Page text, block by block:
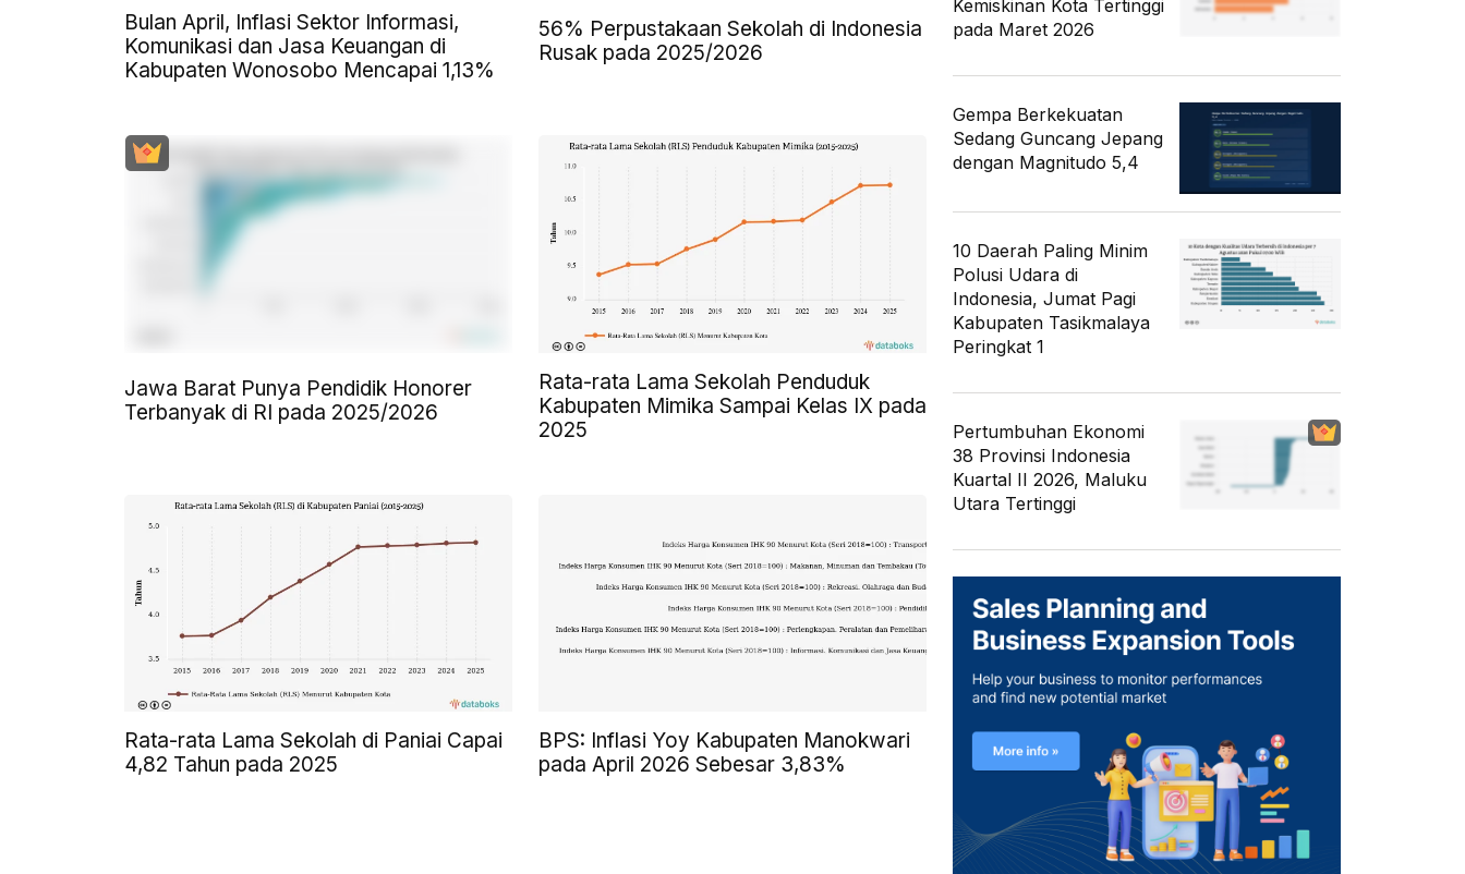
Bulan April, Inflasi Sektor Informasi,
Komunikasi dan Jasa Keuangan di
Kabupaten Wonosobo Mencapai 1,13%
56% Perpustakaan Sekolah di Indonesia
Rusak pada 2025/2026
Jawa Barat Punya Pendidik Honorer
Terbanyak di RI pada 2025/2026
Rata-rata Lama Sekolah Penduduk
Kabupaten Mimika Sampai Kelas IX pada
2025
Rata-rata Lama Sekolah di Paniai Capai
4,82 Tahun pada 2025
BPS: Inflasi Yoy Kabupaten Manokwari
pada April 2026 Sebesar 3,83%
Kemiskinan Kota Tertinggi
pada Maret 2026
Gempa Berkekuatan
Sedang Guncang Jepang
dengan Magnitudo 5,4
10 Daerah Paling Minim
Polusi Udara di
Indonesia, Jumat Pagi
Kabupaten Tasikmalaya
Peringkat 1
Pertumbuhan Ekonomi
38 Provinsi Indonesia
Kuartal II 2026, Maluku
Utara Tertinggi